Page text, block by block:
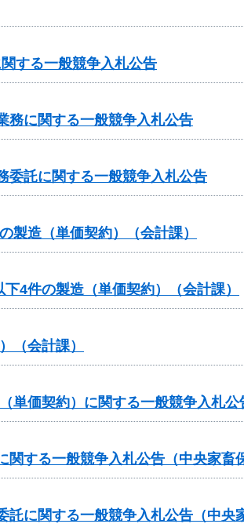
する一般競争入札公告
務に関する一般競争入札公告
委託に関する一般競争入札公告
製造（単価契約）（会計課）
4件の製造（単価契約）（会計課）
（会計課）
価契約）に関する一般競争入札公
する一般競争入札公告（中央家畜
に関する一般競争入札公告（中央